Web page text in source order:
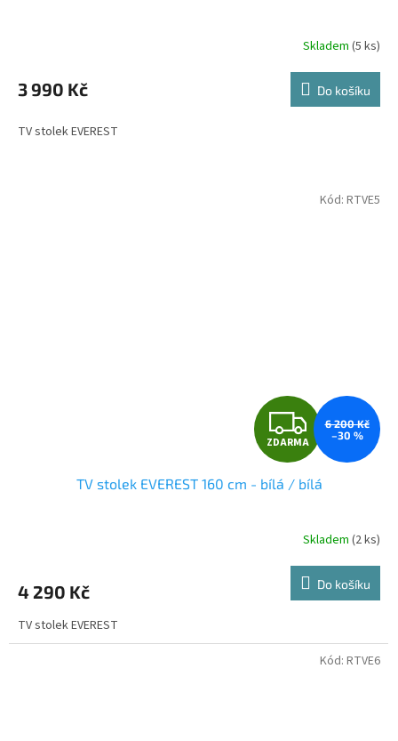
R
M
A
Skladem (5 ks)
3 990 Kč Do košíku
TV stolek EVEREST
Z
D
A
R
M
A
ZDARMA
6 200 Kč
–30 %
TV stolek EVEREST 160 cm - bílá / bílá
Skladem (2 ks)
4 290 Kč Do košíku
TV stolek EVEREST
Kód: RTVE5
Kód: RTVE6